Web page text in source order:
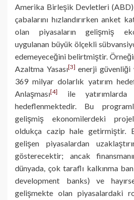
Amerika Birleşik Devletleri
çabalarını hızlandırırken anket
olan piyasaların gelişmiş
uygulanan büyük ölçekli
edemeyeceğini belirtmiştir.
Azaltma Yasası[3] enerji
369 milyar dolarlık yatırım
Anlaşması[4]
ile
hedeflenmektedir. Bu
gelişmiş ekonomilerdeki
oldukça cazip hale getirmiştir.
gelişen piyasalardan
gösterecektir; ancak
dünyada, çok taraflı kalkınma
development banks) ve
gelişmekte olan piyasalardaki